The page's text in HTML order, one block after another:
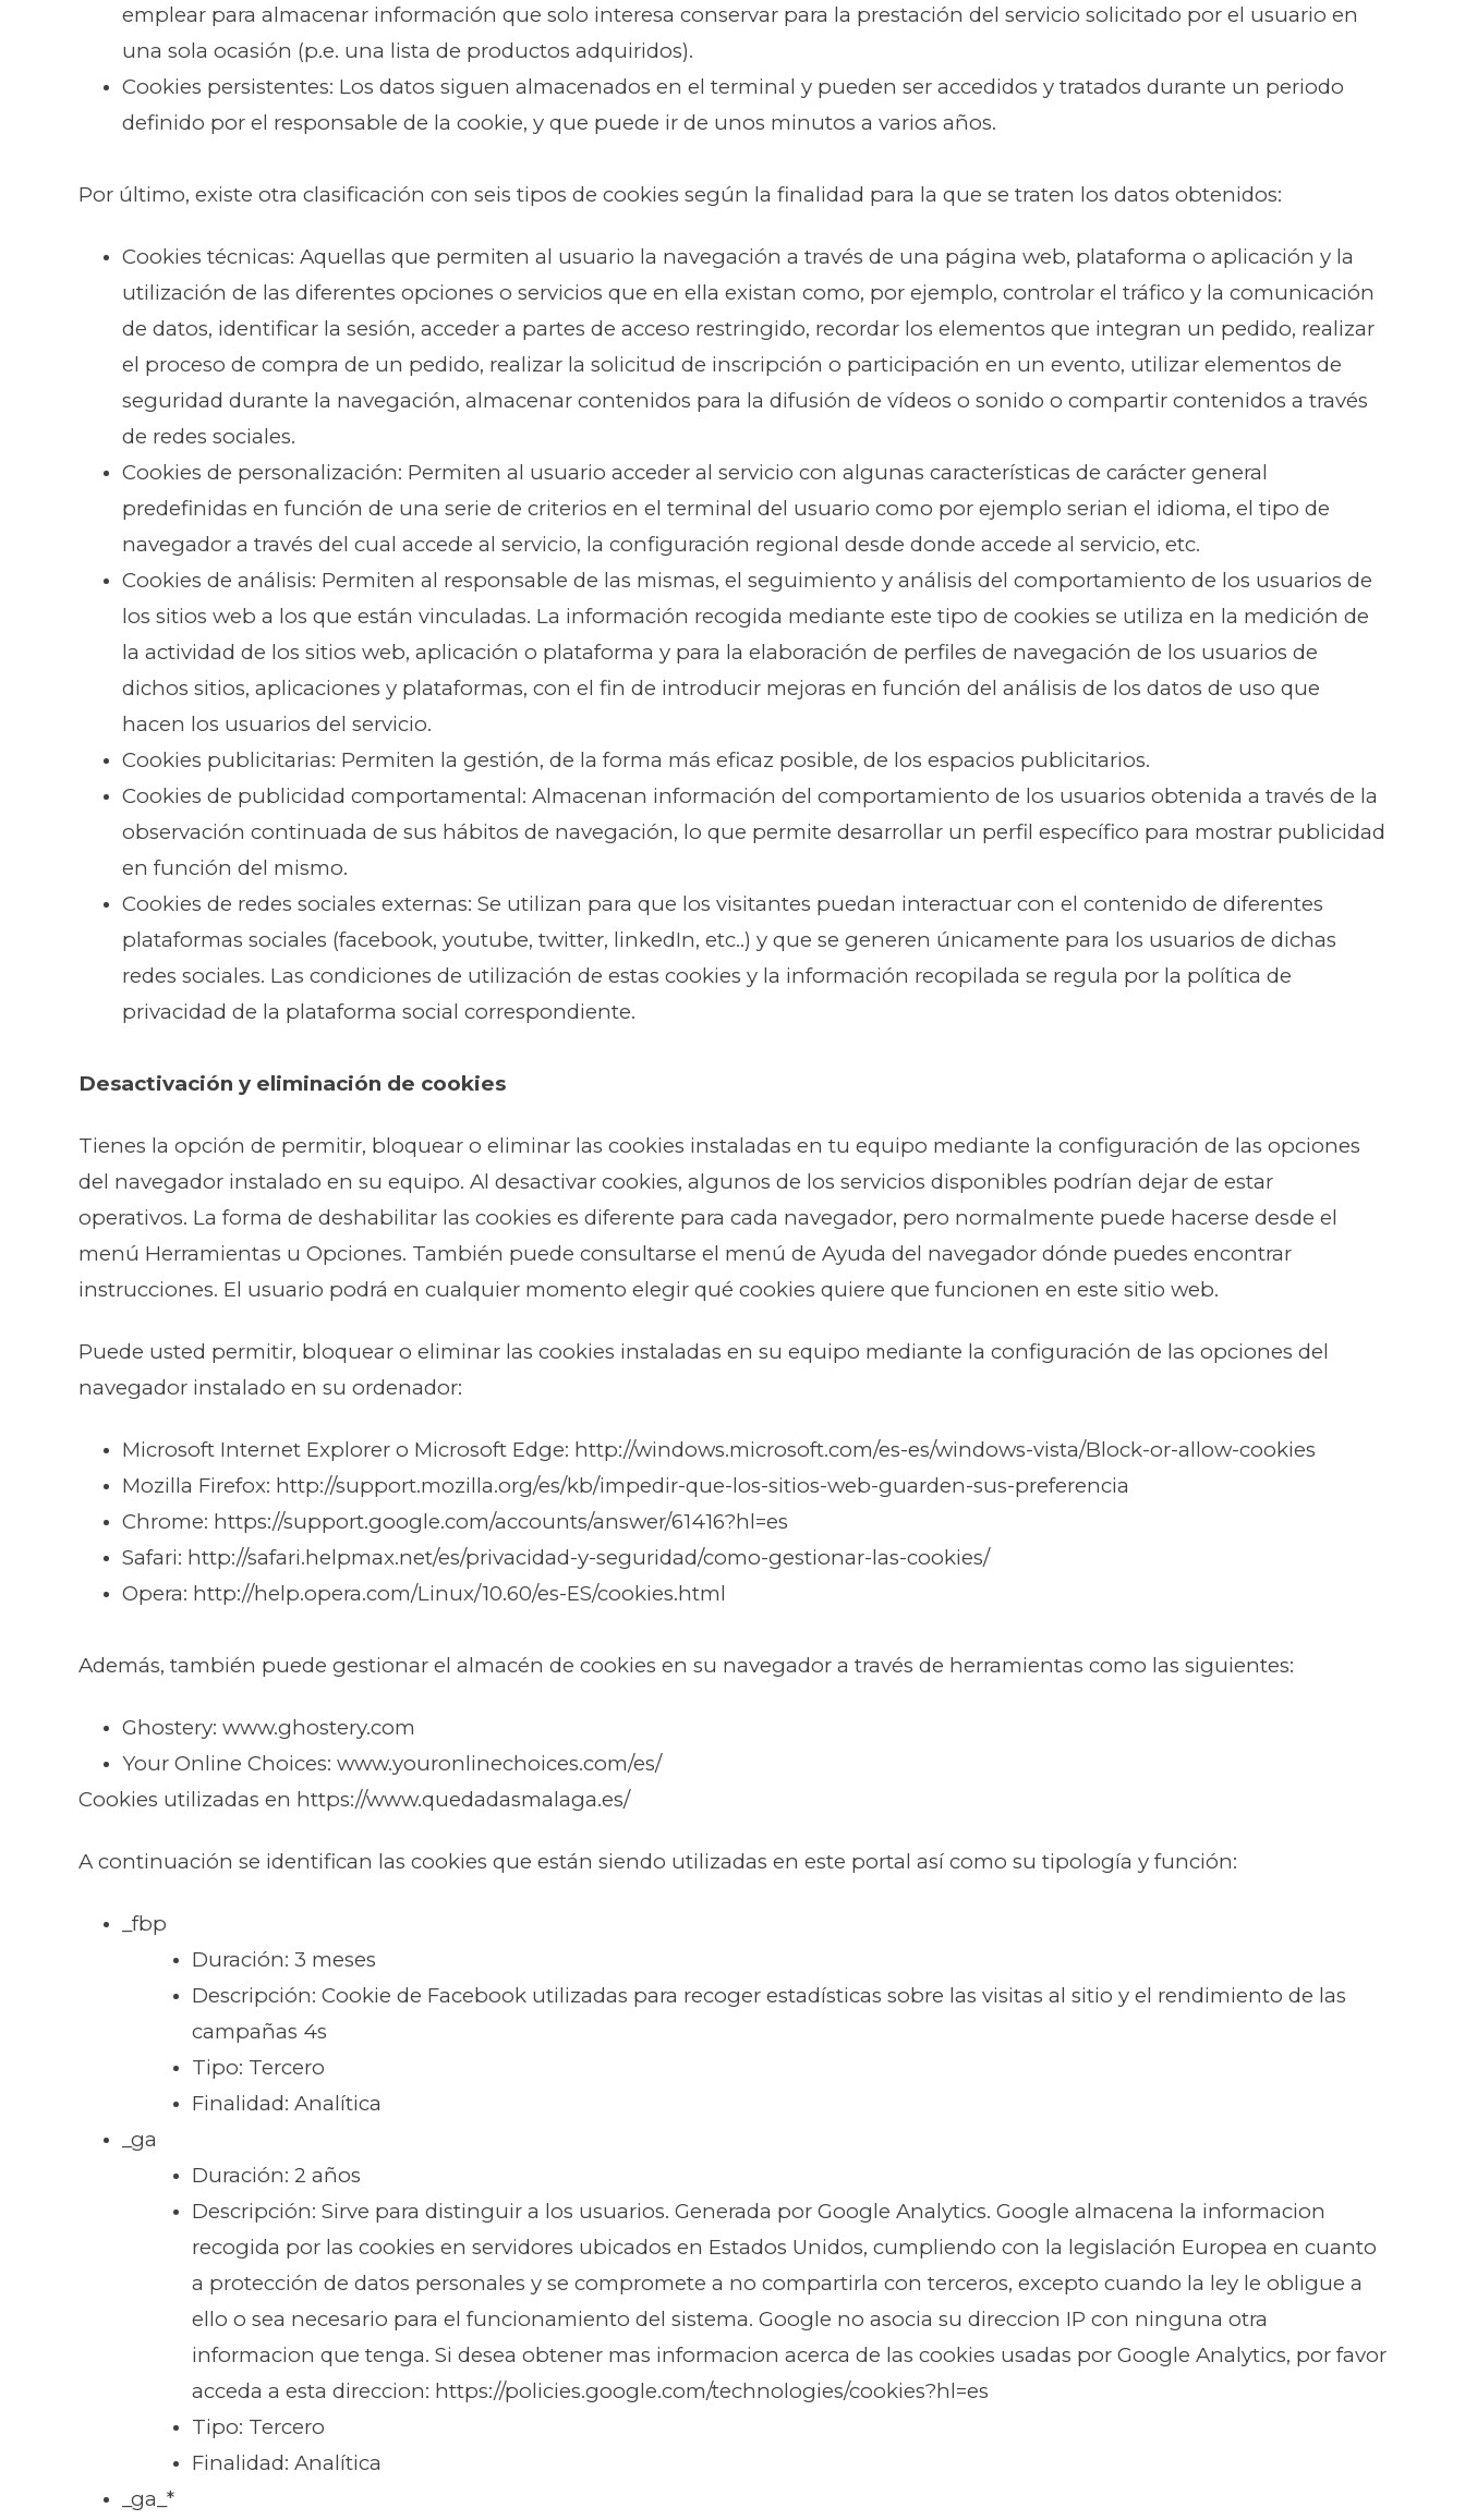
emplear para almacenar información que solo interesa conservar para la prestación del servicio solicitado por el usuario en
una sola ocasión (p.e. una lista de productos adquiridos).
Cookies persistentes: Los datos siguen almacenados en el terminal y pueden ser accedidos y tratados durante un periodo
definido por el responsable de la cookie, y que puede ir de unos minutos a varios años.
Por último, existe otra clasificación con seis tipos de cookies según la finalidad para la que se traten los datos obtenidos:
Cookies técnicas: Aquellas que permiten al usuario la navegación a través de una página web, plataforma o aplicación y la
utilización de las diferentes opciones o servicios que en ella existan como, por ejemplo, controlar el tráfico y la comunicación
de datos, identificar la sesión, acceder a partes de acceso restringido, recordar los elementos que integran un pedido, realizar
el proceso de compra de un pedido, realizar la solicitud de inscripción o participación en un evento, utilizar elementos de
seguridad durante la navegación, almacenar contenidos para la difusión de vídeos o sonido o compartir contenidos a través
de redes sociales.
Cookies de personalización: Permiten al usuario acceder al servicio con algunas características de carácter general
predefinidas en función de una serie de criterios en el terminal del usuario como por ejemplo serian el idioma, el tipo de
navegador a través del cual accede al servicio, la configuración regional desde donde accede al servicio, etc.
Cookies de análisis: Permiten al responsable de las mismas, el seguimiento y análisis del comportamiento de los usuarios de
los sitios web a los que están vinculadas. La información recogida mediante este tipo de cookies se utiliza en la medición de
la actividad de los sitios web, aplicación o plataforma y para la elaboración de perfiles de navegación de los usuarios de
dichos sitios, aplicaciones y plataformas, con el fin de introducir mejoras en función del análisis de los datos de uso que
hacen los usuarios del servicio.
Cookies publicitarias: Permiten la gestión, de la forma más eficaz posible, de los espacios publicitarios.
Cookies de publicidad comportamental: Almacenan información del comportamiento de los usuarios obtenida a través de la
observación continuada de sus hábitos de navegación, lo que permite desarrollar un perfil específico para mostrar publicidad
en función del mismo.
Cookies de redes sociales externas: Se utilizan para que los visitantes puedan interactuar con el contenido de diferentes
plataformas sociales (facebook, youtube, twitter, linkedIn, etc..) y que se generen únicamente para los usuarios de dichas
redes sociales. Las condiciones de utilización de estas cookies y la información recopilada se regula por la política de
privacidad de la plataforma social correspondiente.
Desactivación y eliminación de cookies
Tienes la opción de permitir, bloquear o eliminar las cookies instaladas en tu equipo mediante la configuración de las opciones
del navegador instalado en su equipo. Al desactivar cookies, algunos de los servicios disponibles podrían dejar de estar
operativos. La forma de deshabilitar las cookies es diferente para cada navegador, pero normalmente puede hacerse desde el
menú Herramientas u Opciones. También puede consultarse el menú de Ayuda del navegador dónde puedes encontrar
instrucciones. El usuario podrá en cualquier momento elegir qué cookies quiere que funcionen en este sitio web.
Puede usted permitir, bloquear o eliminar las cookies instaladas en su equipo mediante la configuración de las opciones del
navegador instalado en su ordenador:
Microsoft Internet Explorer o Microsoft Edge: http://windows.microsoft.com/es-es/windows-vista/Block-or-allow-cookies
Mozilla Firefox: http://support.mozilla.org/es/kb/impedir-que-los-sitios-web-guarden-sus-preferencia
Chrome: https://support.google.com/accounts/answer/61416?hl=es
Safari: http://safari.helpmax.net/es/privacidad-y-seguridad/como-gestionar-las-cookies/
Opera: http://help.opera.com/Linux/10.60/es-ES/cookies.html
Además, también puede gestionar el almacén de cookies en su navegador a través de herramientas como las siguientes:
Ghostery: www.ghostery.com
Your Online Choices: www.youronlinechoices.com/es/
Cookies utilizadas en https://www.quedadasmalaga.es/
A continuación se identifican las cookies que están siendo utilizadas en este portal así como su tipología y función:
_fbp
Duración: 3 meses
Descripción: Cookie de Facebook utilizadas para recoger estadísticas sobre las visitas al sitio y el rendimiento de las
campañas 4s
Tipo: Tercero
Finalidad: Analítica
_ga
Duración: 2 años
Descripción: Sirve para distinguir a los usuarios. Generada por Google Analytics. Google almacena la informacion
recogida por las cookies en servidores ubicados en Estados Unidos, cumpliendo con la legislación Europea en cuanto
a protección de datos personales y se compromete a no compartirla con terceros, excepto cuando la ley le obligue a
ello o sea necesario para el funcionamiento del sistema. Google no asocia su direccion IP con ninguna otra
informacion que tenga. Si desea obtener mas informacion acerca de las cookies usadas por Google Analytics, por favor
acceda a esta direccion: https://policies.google.com/technologies/cookies?hl=es
Tipo: Tercero
Finalidad: Analítica
_ga_*